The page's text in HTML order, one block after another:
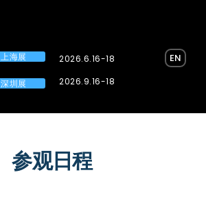
上海展
深圳展
2026.6.16-18
2026.9.16-18
EN
参观日程